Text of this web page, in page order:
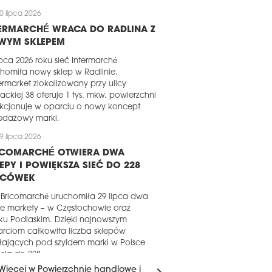
lipca 2026
WRACA DO RADLINA Z
SKLEPEM
2026 roku sieć Intermarché
nowy sklep w Radlinie.
zlokalizowany przy ulicy
38 oferuje 1 tys. mkw. powierzchni
w oparciu o nowy koncept
marki.
lipca 2026
OTWIERA DWA
I POWIĘKSZA SIEĆ DO 228
Bricomarché uruchomiła 29 lipca dwa
markety – w Częstochowie oraz
Podlaskim. Dzięki najnowszym
całkowita liczba sklepów
pod szyldem marki w Polsce
do 228.
w Powierzchnie handlowe i